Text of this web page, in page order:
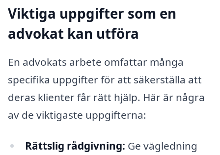
Viktiga uppgifter som en
advokat kan utföra
En advokats arbete omfattar många
specifika uppgifter för att säkerställa att
deras klienter får rätt hjälp. Här är några
av de viktigaste uppgifterna:
Rättslig rådgivning: Ge vägledning